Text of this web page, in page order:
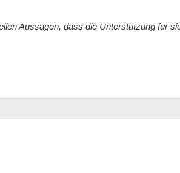
Aussagen, dass die Unterstützung für